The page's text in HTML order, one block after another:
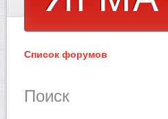
Список форумов
Поиск